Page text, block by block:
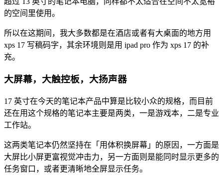
的空间里使用。
所以在这期间，我大多数都是在酒店或者有大桌面的地方用
xps 17 写稿码字，其余环境则是用 ipad pro 作为 xps 17 的补
充。
大屏幕，大触控板，大扬声器
17 英寸在今天的笔记本产品中算是比较小众的规格，而目前
还在用这个规格的笔记本主要是两类，一是游戏本，二是专业
工作站。
这两类笔记本仍然坚持在「用体积换屏幕」的原因，一方面是
大屏比小屏更富视觉冲击力，另一方面则是能同时显示更多的
任务窗口，或者更清晰地全屏显示任务。